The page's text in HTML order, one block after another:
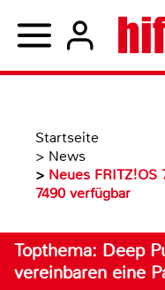
Startseite
> News
> Neues FRITZ!OS
7490 verfügbar
Topthema: Deep
vereinbaren eine